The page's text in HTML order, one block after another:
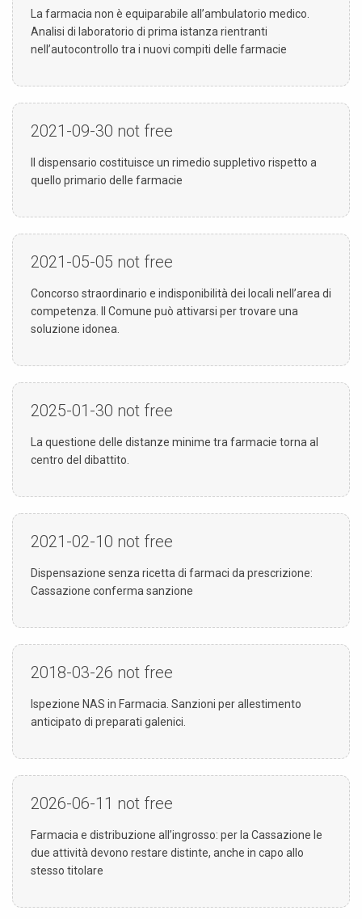
La farmacia non è equiparabile all’ambulatorio medico.
Analisi di laboratorio di prima istanza rientranti
nell’autocontrollo tra i nuovi compiti delle farmacie
2021-09-30 not free
Il dispensario costituisce un rimedio suppletivo rispetto a
quello primario delle farmacie
2021-05-05 not free
Concorso straordinario e indisponibilità dei locali nell’area di
competenza. Il Comune può attivarsi per trovare una
soluzione idonea.
2025-01-30 not free
La questione delle distanze minime tra farmacie torna al
centro del dibattito.
2021-02-10 not free
Dispensazione senza ricetta di farmaci da prescrizione:
Cassazione conferma sanzione
2018-03-26 not free
Ispezione NAS in Farmacia. Sanzioni per allestimento
anticipato di preparati galenici.
2026-06-11 not free
Farmacia e distribuzione all’ingrosso: per la Cassazione le
due attività devono restare distinte, anche in capo allo
stesso titolare